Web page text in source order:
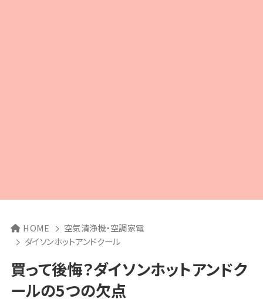
HOME
空気清浄機・空調家電
ダイソンホットアンドクール
買って後悔？ダイソンホットアンドク
ールの5つの欠点